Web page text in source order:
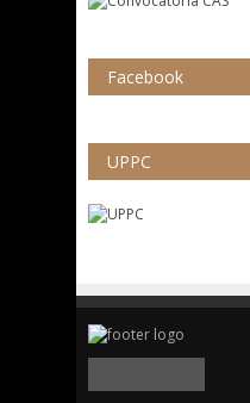
Facebook
UPPC